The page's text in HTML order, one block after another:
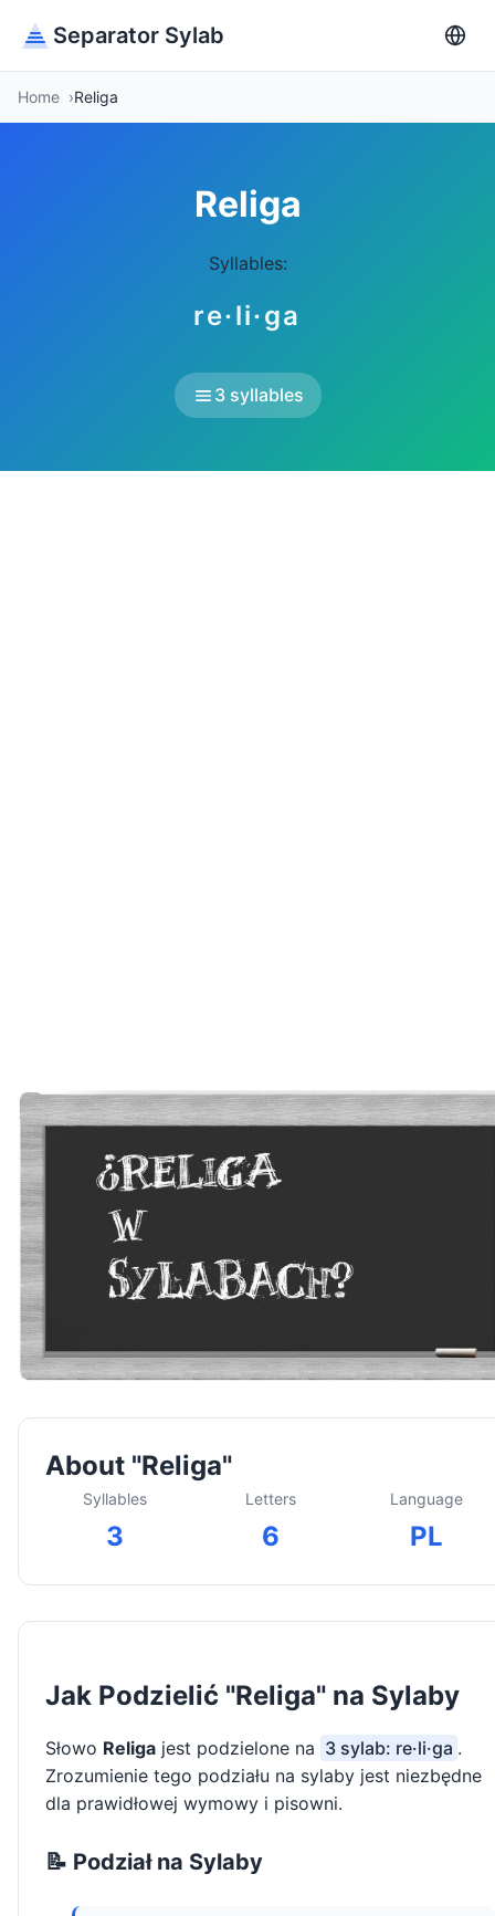
Separator Sylab
Home Religa
Religa
Syllables:
re·li·ga
3 syllables
About "Religa"
Syllables
3
Letters
6
Language
PL
Jak Podzielić "Religa" na Sylaby
Słowo Religa jest podzielone na 3 sylab: re·li·ga .
Zrozumienie tego podziału na sylaby jest niezbędne
dla prawidłowej wymowy i pisowni.
📝 Podział na Sylaby